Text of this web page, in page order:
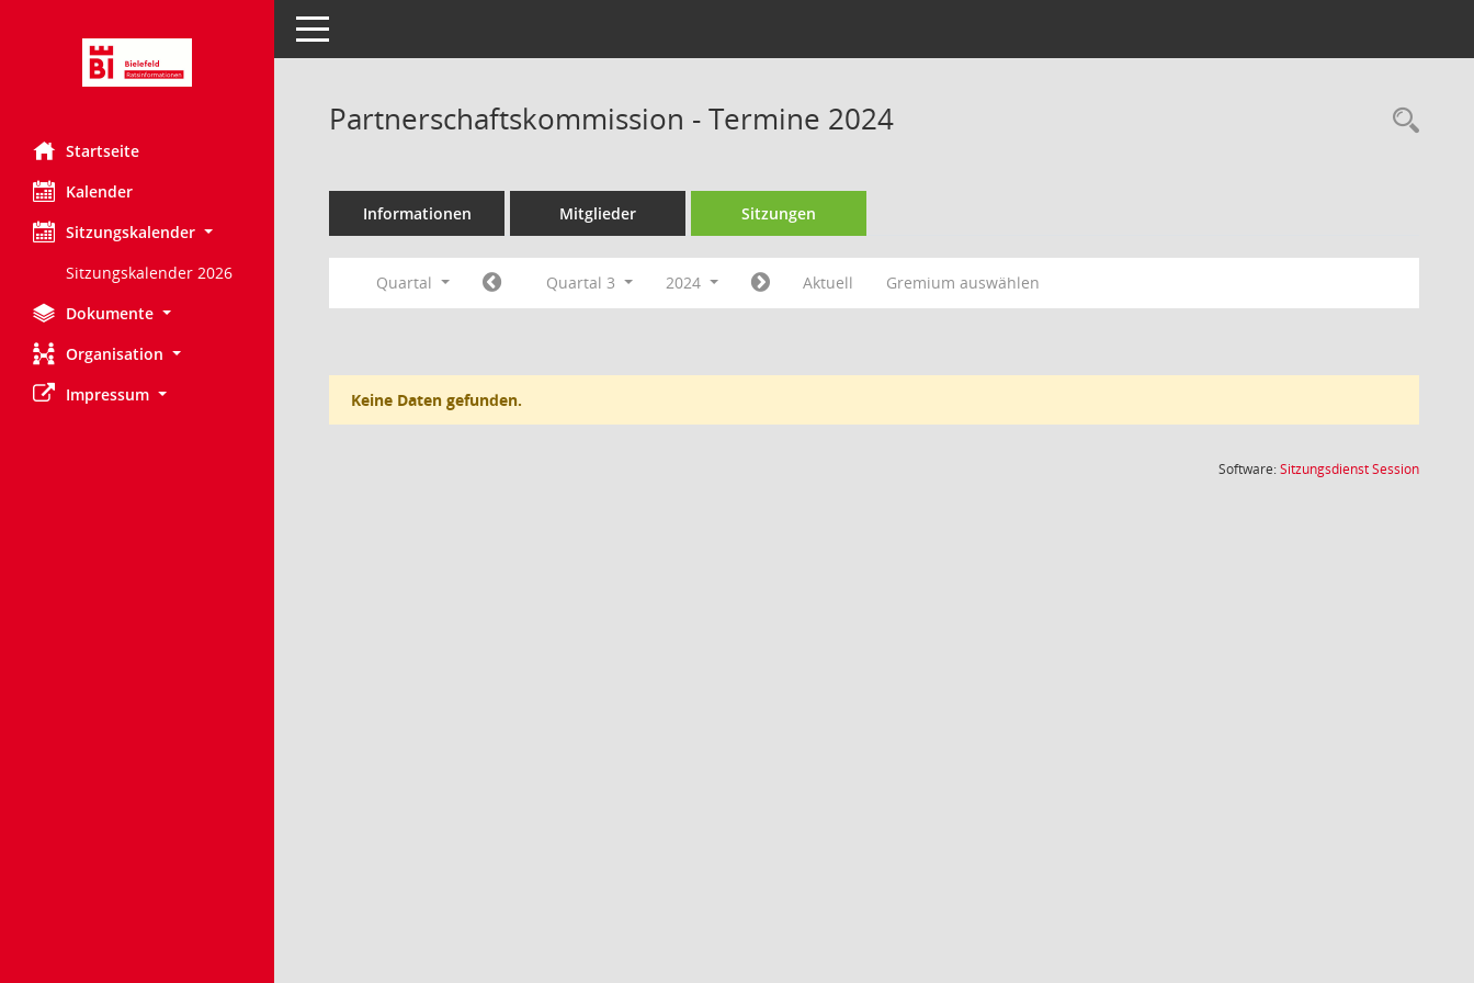
Startseite
Kalender
Sitzungskalender
Sitzungskalender 2026
Dokumente
Organisation
Impressum
Toggle navigation
Partnerschaftskommission - Termine 2024
Informationen Mitglieder Sitzungen
Quartal Quartal 3 2024 Aktuell Gremium auswählen
Keine Daten gefunden.
Software:SitzungsdienstSession(Wird in